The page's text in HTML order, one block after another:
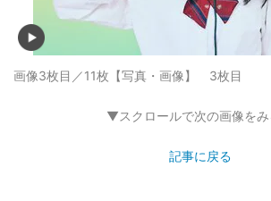
画像3枚目／11枚 【写真・画像】 3枚目
▼スクロールで次の画像を
記事に戻る